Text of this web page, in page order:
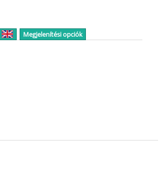
Megjelenítési opciók